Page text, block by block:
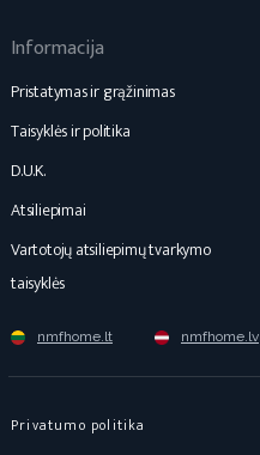
Informacija
Pristatymas ir grąžinimas
Taisyklės ir politika
D.U.K.
Atsiliepimai
Vartotojų atsiliepimų tvarkymo
taisyklės
nmfhome.lt nmfhome.lv
Privatumo politika